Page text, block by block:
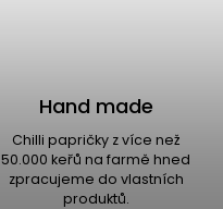
Hand made
Chilli papričky z více než
50.000 keřů na farmě hned
zpracujeme do vlastních
produktů.